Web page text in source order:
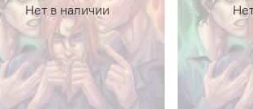
Нет в наличии